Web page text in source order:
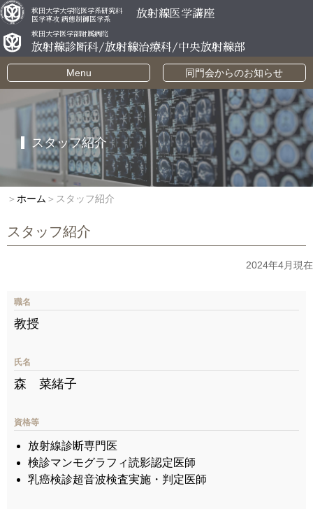
秋田大学大学院医学系研究科
医学専攻 病態制御医学系
放射線医学講座
秋田大学医学部附属病院
放射線診断科/放射線治療科/中央放射線部
Menu 同門会からのお知らせ
スタッフ紹介
＞ ホーム ＞スタッフ紹介
スタッフ紹介
2024年4月現在
職名
教授
氏名
森 菜緒子
資格等
放射線診断専門医
検診マンモグラフィ読影認定医師
乳癌検診超音波検査実施・判定医師